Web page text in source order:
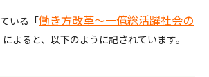
いる「働き方改革～一億総活躍社会の
によると、以下のように記されています。